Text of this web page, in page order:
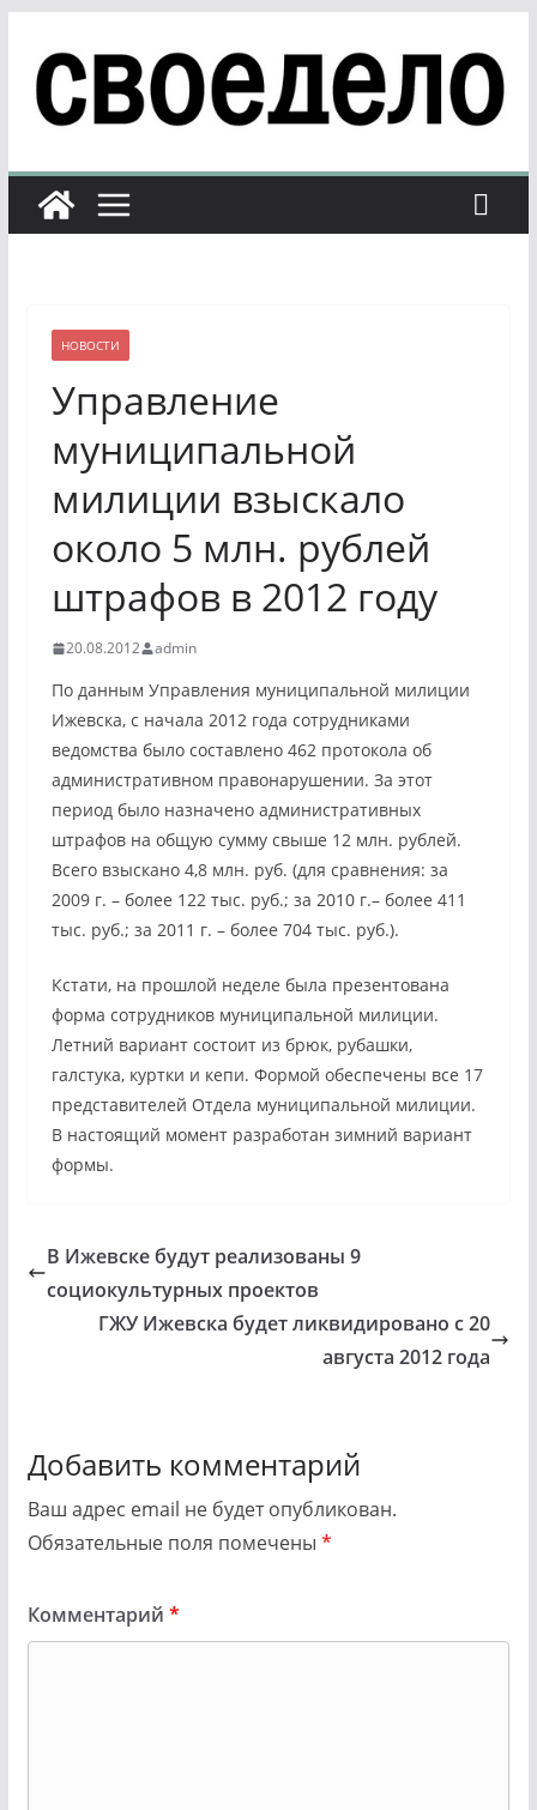
содержимому
НОВОСТИ
Управление
муниципальной
милиции взыскало
около 5 млн. рублей
штрафов в 2012 году
20.08.2012 admin
По данным Управления муниципальной милиции
Ижевска, с начала 2012 года сотрудниками
ведомства было составлено 462 протокола об
административном правонарушении. За этот
период было назначено административных
штрафов на общую сумму свыше 12 млн. рублей.
Всего взыскано 4,8 млн. руб. (для сравнения: за
2009 г. – более 122 тыс. руб.; за 2010 г.– более 411
тыс. руб.; за 2011 г. – более 704 тыс. руб.).
Кстати, на прошлой неделе была презентована
форма сотрудников муниципальной милиции.
Летний вариант состоит из брюк, рубашки,
галстука, куртки и кепи. Формой обеспечены все 17
представителей Отдела муниципальной милиции.
В настоящий момент разработан зимний вариант
формы.
В Ижевске будут реализованы 9
социокультурных проектов
ГЖУ Ижевска будет ликвидировано с 20
августа 2012 года
Добавить комментарий
Ваш адрес email не будет опубликован.
Обязательные поля помечены *
Комментарий *